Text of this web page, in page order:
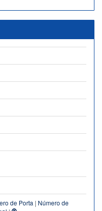
de Porta | Número de